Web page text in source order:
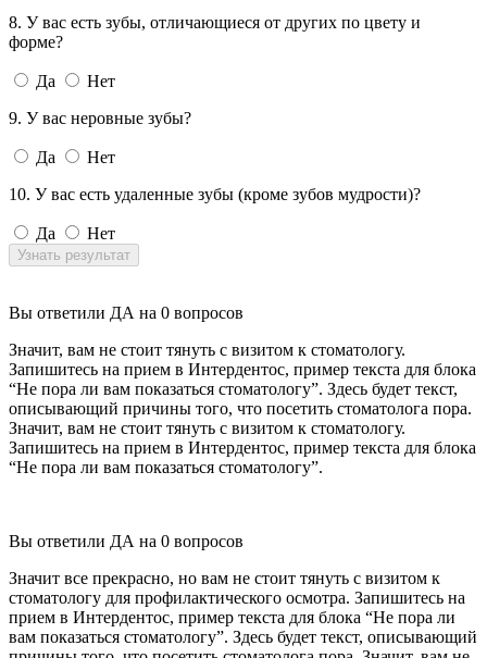
8. У вас есть зубы, отличающиеся от других по цвету и
форме?
Да
Нет
9. У вас неровные зубы?
Да
Нет
10. У вас есть удаленные зубы (кроме зубов мудрости)?
Да Нет
Узнать результат
Вы ответили ДА на 0 вопросов
Значит, вам не стоит тянуть с визитом к стоматологу.
Запишитесь на прием в Интердентос, пример текста для блока
“Не пора ли вам показаться стоматологу”. Здесь будет текст,
описывающий причины того, что посетить стоматолога пора.
Значит, вам не стоит тянуть с визитом к стоматологу.
Запишитесь на прием в Интердентос, пример текста для блока
“Не пора ли вам показаться стоматологу”.
Вы ответили ДА на 0 вопросов
Значит все прекрасно, но вам не стоит тянуть с визитом к
стоматологу для профилактического осмотра. Запишитесь на
прием в Интердентос, пример текста для блока “Не пора ли
вам показаться стоматологу”. Здесь будет текст, описывающий